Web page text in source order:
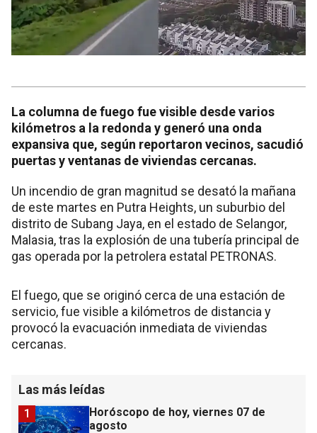
La columna de fuego fue visible desde varios
kilómetros a la redonda y generó una onda
expansiva que, según reportaron vecinos, sacudió
puertas y ventanas de viviendas cercanas.
Un incendio de gran magnitud se desató la mañana
de este martes en Putra Heights, un suburbio del
distrito de Subang Jaya, en el estado de Selangor,
Malasia, tras la explosión de una tubería principal de
gas operada por la petrolera estatal PETRONAS.
El fuego, que se originó cerca de una estación de
servicio, fue visible a kilómetros de distancia y
provocó la evacuación inmediata de viviendas
cercanas.
Las más leídas
Horóscopo de hoy, viernes 07 de
agosto
1